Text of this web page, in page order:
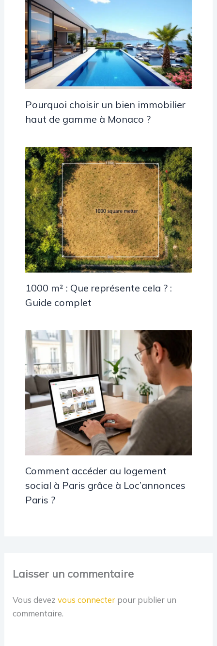
Pourquoi choisir un bien immobilier
haut de gamme à Monaco ?
1000 m² : Que représente cela ? :
Guide complet
Comment accéder au logement
social à Paris grâce à Loc’annonces
Paris ?
Laisser un commentaire
Vous devezvous connecter pour publier un
commentaire.